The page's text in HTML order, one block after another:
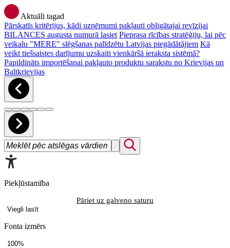
Aktuāli tagad
Pārskatīs kritērijus, kādi uzņēmumi pakļauti obligātajai revīzijai
BILANCES augusta numurā lasiet Pieprasa rīcības stratēģiju, lai pēc
veikalu "MERE" slēgšanas palīdzētu Latvijas piegādātājiem Kā
veikt tiešsaistes darījumu uzskaiti vienkāršā ieraksta sistēmā?
Papildināts importēšanai pakļauto produktu sarakstu no Krievijas un
Baltkrievijas
Piekļūstamība
Pāriet uz galveno saturu
Viegli lasīt
Fonta izmērs
100%